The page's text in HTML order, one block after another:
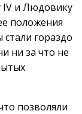
и Людовику
положения
гораздо
ни за что не
позволяли